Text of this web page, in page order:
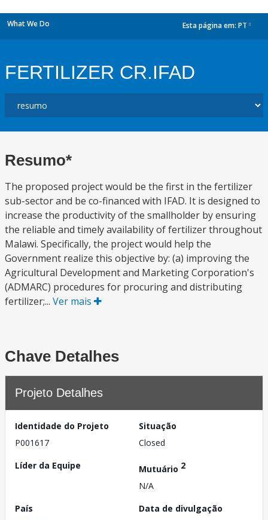
What We Do Esta página em: PT
FERTILIZER CR.IFAD
Resumo*
The proposed project would be the first in the fertilizer
sub-sector and be co-financed with IFAD. It is designed to
increase the productivity of the smallholder by ensuring
the reliable and timely availability of fertilizer throughout
Malawi. Specifically, the project would help the
Government realize this objective by: (a) improving the
Agricultural Development and Marketing Corporation's
(ADMARC) procedures for procuring and distributing
fertilizer;... Ver mais
Chave Detalhes
Projeto Detalhes
Identidade do Projeto
P001617
Situação
Closed
Líder da Equipe
Mutuário 2
N/A
País
Data de divulgação